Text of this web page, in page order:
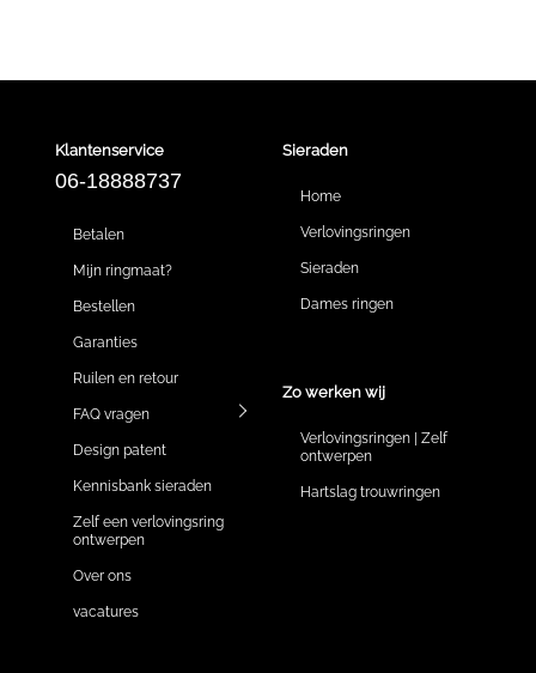
Klantenservice
06-18888737
Betalen
Mijn ringmaat?
Bestellen
Garanties
Ruilen en retour
FAQ vragen
Design patent
Kennisbank sieraden
Zelf een verlovingsring
ontwerpen
Over ons
vacatures
Sieraden
Home
Verlovingsringen
Sieraden
Dames ringen
Zo werken wij
Verlovingsringen | Zelf
ontwerpen
Hartslag trouwringen